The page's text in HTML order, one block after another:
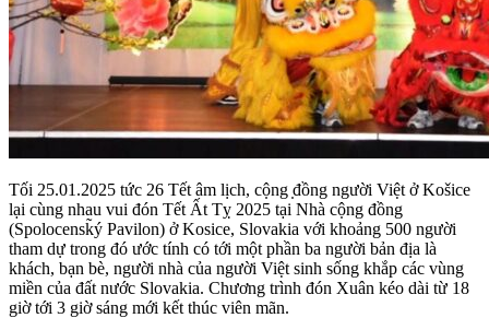
Tối 25.01.2025 tức 26 Tết âm lịch, cộng ̣đồng người Việt ở Košice
lại cùng nhau vui đón Tết Ất Tỵ 2025 tại Nhà cộng đồng
(Spolocensk̃ý Pavilon) ở Kosice, Slovakia với khoảng 500 người
tham dự trong đó ước tính có tới một phần ba người bản địa là
khách, bạn bè, người nhà của người Việt sinh sống khắp các vùng
miền của đất nước Slovakia. Chương trình đón Xuân kéo dài từ 18
giờ tới 3 giờ sáng mới kết thúc viên mãn.